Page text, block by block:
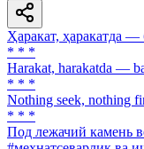
Ҳаракат, ҳаракатда —
* * *
Harakat, harakatda —
* * *
Nothing seek, nothing
* * *
Под лежачий камень